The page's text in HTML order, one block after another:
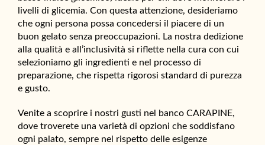
livelli di glicemia. Con questa attenzione, desideriamo
che ogni persona possa concedersi il piacere di un
buon gelato senza preoccupazioni. La nostra dedizione
alla qualità e all’inclusività si riflette nella cura con cui
selezioniamo gli ingredienti e nel processo di
preparazione, che rispetta rigorosi standard di purezza
e gusto.
Venite a scoprire i nostri gusti nel banco CARAPINE,
dove troverete una varietà di opzioni che soddisfano
ogni palato, sempre nel rispetto delle esigenze